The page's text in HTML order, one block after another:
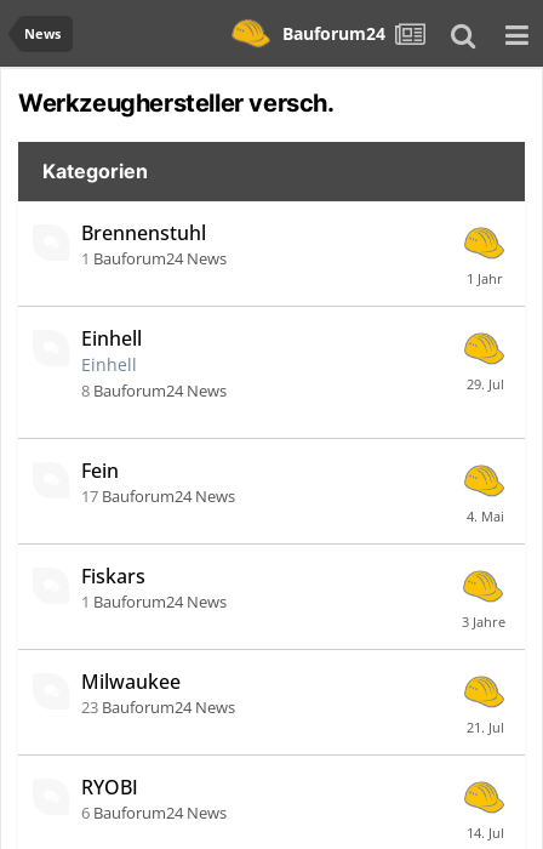
News Bauforum24
Werkzeughersteller versch.
Kategorien
Brennenstuhl
1 Bauforum24 News
Einhell
Einhell
8 Bauforum24 News
Fein
17 Bauforum24 News
Fiskars
1 Bauforum24 News
Milwaukee
23 Bauforum24 News
RYOBI
6 Bauforum24 News